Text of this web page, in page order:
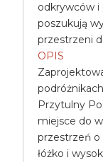
odkrywców i
poszukują
przestrzeni
OPIS
Przytulny
miejsce do
przestrzeń
łóżko i